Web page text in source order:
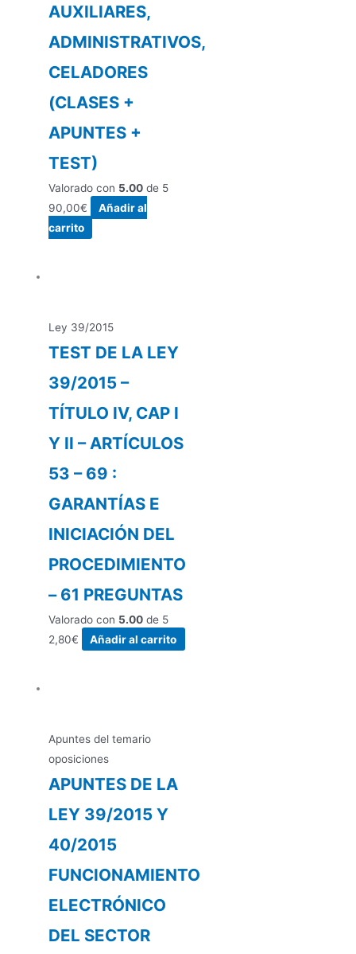
AUXILIARES,
ADMINISTRATIVOS,
CELADORES
(CLASES +
APUNTES +
TEST)
Valorado con 5.00 de 5
90,00€
Añadir al
carrito
Ley 39/2015
TEST DE LA LEY
39/2015 –
TÍTULO IV, CAP I
Y II – ARTÍCULOS
53 – 69 :
GARANTÍAS E
INICIACIÓN DEL
PROCEDIMIENTO
– 61 PREGUNTAS
Valorado con 5.00 de 5
2,80€ Añadir al carrito
Apuntes del temario
oposiciones
APUNTES DE LA
LEY 39/2015 Y
40/2015
FUNCIONAMIENTO
ELECTRÓNICO
DEL SECTOR